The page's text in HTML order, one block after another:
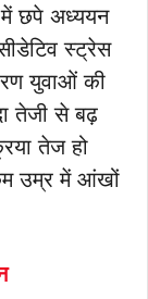
में छपे अध्ययन
स्ट्रेस
युवाओं की
तेजी से बढ़
तेज हो
उम्र में आंखों